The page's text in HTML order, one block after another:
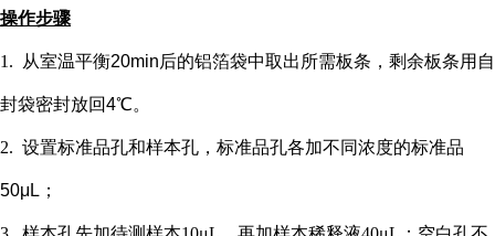
操作步骤
1. 从室温平衡20min后的铝箔袋中取出所需板条，剩余板条用自
封袋密封放回4℃。
2. 设置标准品孔和样本孔 ，标准品孔各加不同浓度的标准品
50μL；